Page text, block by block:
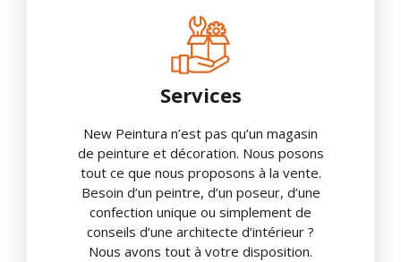
Services
New Peintura n’est pas qu’un magasin
de peinture et décoration. Nous posons
tout ce que nous proposons à la vente.
Besoin d’un peintre, d’un poseur, d’une
confection unique ou simplement de
conseils d’une architecte d’intérieur ?
Nous avons tout à votre disposition.